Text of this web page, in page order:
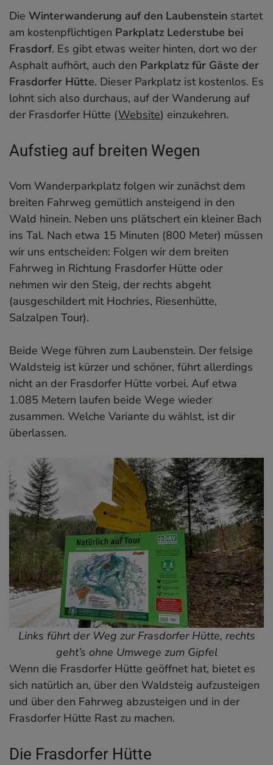
Die Winterwanderung auf den Laubenstein startet
am kostenpflichtigen Parkplatz Lederstube bei
Frasdorf. Es gibt etwas weiter hinten, dort wo der
Asphalt aufhört, auch den Parkplatz für Gäste der
Frasdorfer Hütte. Dieser Parkplatz ist kostenlos. Es
lohnt sich also durchaus, auf der Wanderung auf
der Frasdorfer Hütte (Website) einzukehren.
Aufstieg auf breiten Wegen
Vom Wanderparkplatz folgen wir zunächst dem
breiten Fahrweg gemütlich ansteigend in den
Wald hinein. Neben uns plätschert ein kleiner Bach
ins Tal. Nach etwa 15 Minuten (800 Meter) müssen
wir uns entscheiden: Folgen wir dem breiten
Fahrweg in Richtung Frasdorfer Hütte oder
nehmen wir den Steig, der rechts abgeht
(ausgeschildert mit Hochries, Riesenhütte,
Salzalpen Tour).
Beide Wege führen zum Laubenstein. Der felsige
Waldsteig ist kürzer und schöner, führt allerdings
nicht an der Frasdorfer Hütte vorbei. Auf etwa
1.085 Metern laufen beide Wege wieder
zusammen. Welche Variante du wählst, ist dir
überlassen.
Links führt der Weg zur Frasdorfer Hütte, rechts
geht’s ohne Umwege zum Gipfel
Wenn die Frasdorfer Hütte geöffnet hat, bietet es
sich natürlich an, über den Waldsteig aufzusteigen
und über den Fahrweg abzusteigen und in der
Frasdorfer Hütte Rast zu machen.
Die Frasdorfer Hütte